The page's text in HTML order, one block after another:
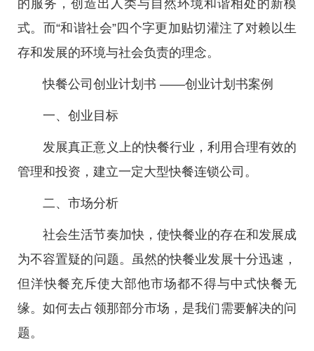
的服务，创造出人类与自然环境和谐相处的新模
式。而“和谐社会”四个字更加贴切灌注了对赖以生
存和发展的环境与社会负责的理念。
快餐公司创业计划书 ——创业计划书案例
一、创业目标
发展真正意义上的快餐行业，利用合理有效的
管理和投资，建立一定大型快餐连锁公司。
二、市场分析
社会生活节奏加快，使快餐业的存在和发展成
为不容置疑的问题。虽然的快餐业发展十分迅速，
但洋快餐充斥使大部他市场都不得与中式快餐无
缘。如何去占领那部分市场，是我们需要解决的问
题。